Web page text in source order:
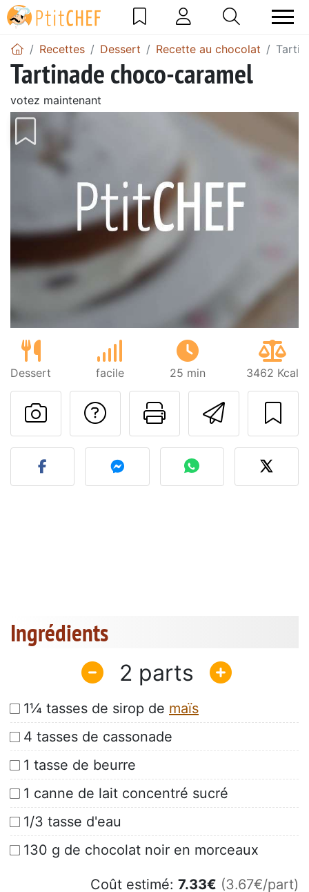
Recettes Dessert Recette au chocolat
Tartinade choco-caramel
votez maintenant
Dessert facile 25 min 3462 Kcal
Imprimer
Poser une
Publier votre photo de
Ingrédients
2
1¼ tasses de sirop de maïs
4 tasses de cassonade
1 tasse de beurre
1 canne de lait concentré sucré
1/3 tasse d'eau
130 g de chocolat noir en morceaux
Coût estimé: 7.33€ (3.67€/part)